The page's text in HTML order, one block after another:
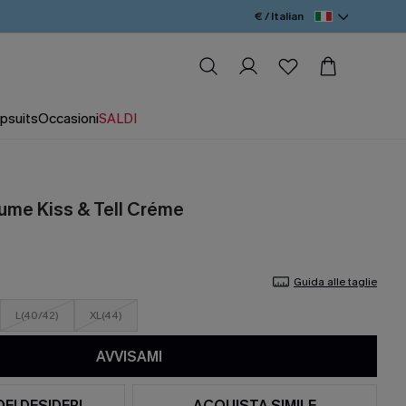
€ / Italian
OccasioniSALDI
Kiss & Tell Créme
Guida alle taglie
L(40/42) XL(44)
AVVISAMI